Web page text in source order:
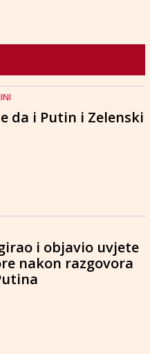
da i Putin i Zelenski
i objavio uvjete
nakon razgovora